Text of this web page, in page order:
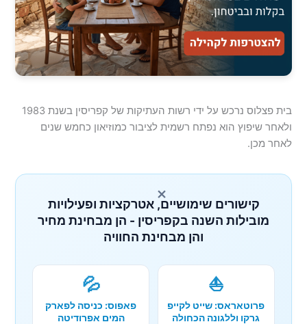
בית פצלוס נרכש על ידי רשות העתיקות של קפריסין בשנת 1983
ולאחר שיפוץ הוא נפתח רשמית לציבור כמוזיאון כחמש שנים
לאחר מכן.
×
קישורים שימושיים, אטרקציות ופעילויות
מובילות השנה בקפריסין - הן מבחינת מחיר
והן מבחינת החוויה
⛵
פרוטאראס: שייט לקייפ
גרקו וללגונה הכחולה
💦
פאפוס: כניסה לפארק
המים אפרודיטה